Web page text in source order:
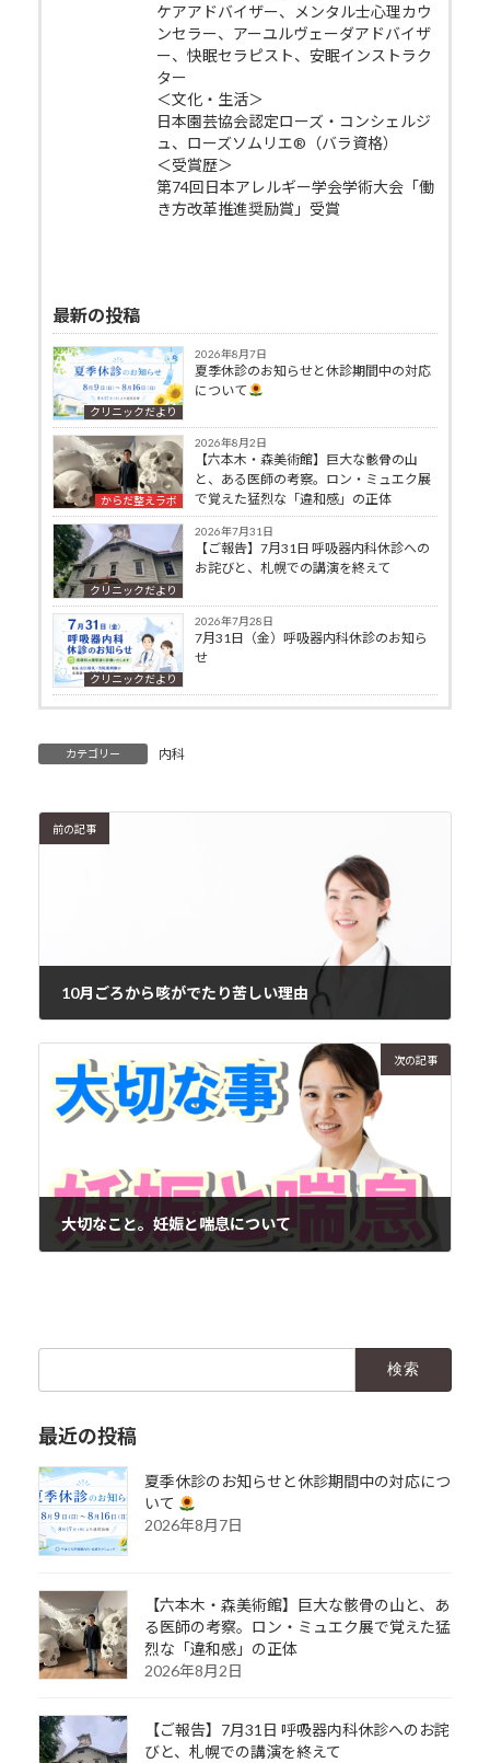
ケアアドバイザー、メンタル士心理カウ
ンセラー、アーユルヴェーダアドバイザ
ー、快眠セラピスト、安眠インストラク
ター
＜文化・生活＞
日本園芸協会認定ローズ・コンシェルジ
ュ、ローズソムリエ®（バラ資格）
＜受賞歴＞
第74回日本アレルギー学会学術大会「働
き方改革推進奨励賞」受賞
最新の投稿
クリニックだより
2026年8月7日
夏季休診のお知らせと休診期間中の対応
について
からだ整えラボ
2026年8月2日
【六本木・森美術館】巨大な骸骨の山
と、ある医師の考察。ロン・ミュエク展
で覚えた猛烈な「違和感」の正体
クリニックだより
2026年7月31日
【ご報告】7月31日 呼吸器内科休診への
お詫びと、札幌での講演を終えて
クリニックだより
2026年7月28日
7月31日（金）呼吸器内科休診のお知ら
せ
カテゴリー 内科
前の記事
10月ごろから咳がでたり苦しい理由
次の記事
大切なこと。妊娠と喘息について
最近の投稿
夏季休診のお知らせと休診期間中の対応につ
いて
2026年8月7日
【六本木・森美術館】巨大な骸骨の山と、あ
る医師の考察。ロン・ミュエク展で覚えた猛
烈な「違和感」の正体
2026年8月2日
【ご報告】7月31日 呼吸器内科休診へのお詫
びと、札幌での講演を終えて